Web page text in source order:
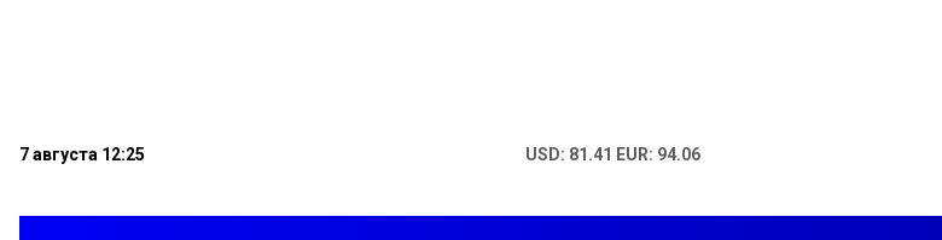
7 августа 12:25 USD: 81.41 EUR: 94.06